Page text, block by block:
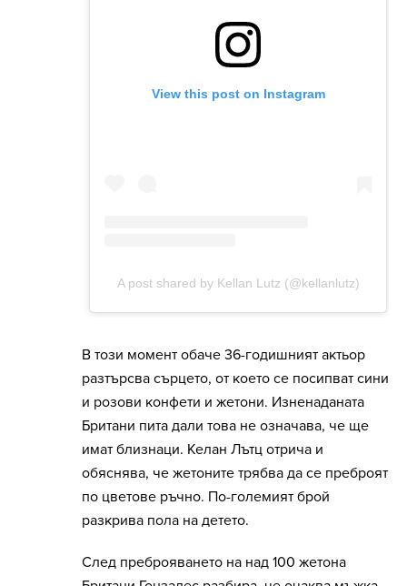
В този момент обаче 36-годишният актьор
разтърсва сърцето, от което се посипват сини
и розови конфети и жетони. Изненаданата
Британи пита дали това не означава, че ще
имат близнаци. Келан Лътц отрича и
обяснява, че жетоните трябва да се преброят
по цветове ръчно. По-големият брой
разкрива пола на детето.
След преброяването на над 100 жетона